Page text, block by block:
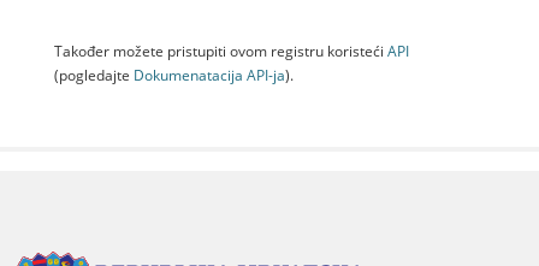
Također možete pristupiti ovom registru koristeći API
(pogledajte Dokumenаtаcijа API-jа).